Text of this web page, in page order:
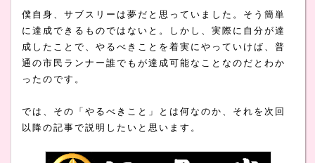
僕自身、サブスリーは夢だと思っていました。そう簡単
に達成できるものではないと。しかし、実際に自分が達
成したことで、やるべきことを着実にやっていけば、普
通の市民ランナー誰でもが達成可能なことなのだとわか
ったのです。
では、その「やるべきこと」とは何なのか、それを次回
以降の記事で説明したいと思います。